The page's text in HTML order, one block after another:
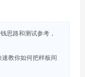
思路和测试参考，
教你如何把样板间